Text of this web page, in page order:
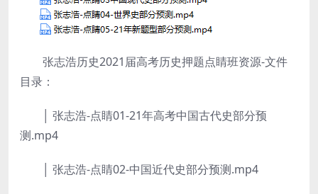
张志浩历史2021届高考历史押题点睛班资源-文件
目录：
│ 张志浩-点睛01-21年高考中国古代史部分预
测.mp4
│ 张志浩-点睛02-中国近代史部分预测.mp4